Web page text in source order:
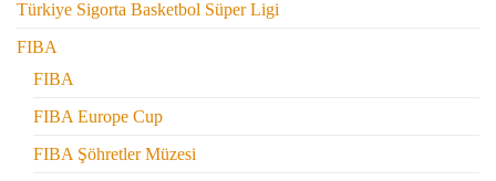
Türkiye Sigorta Basketbol Süper Ligi
FIBA
FIBA
FIBA Europe Cup
FIBA Şöhretler Müzesi